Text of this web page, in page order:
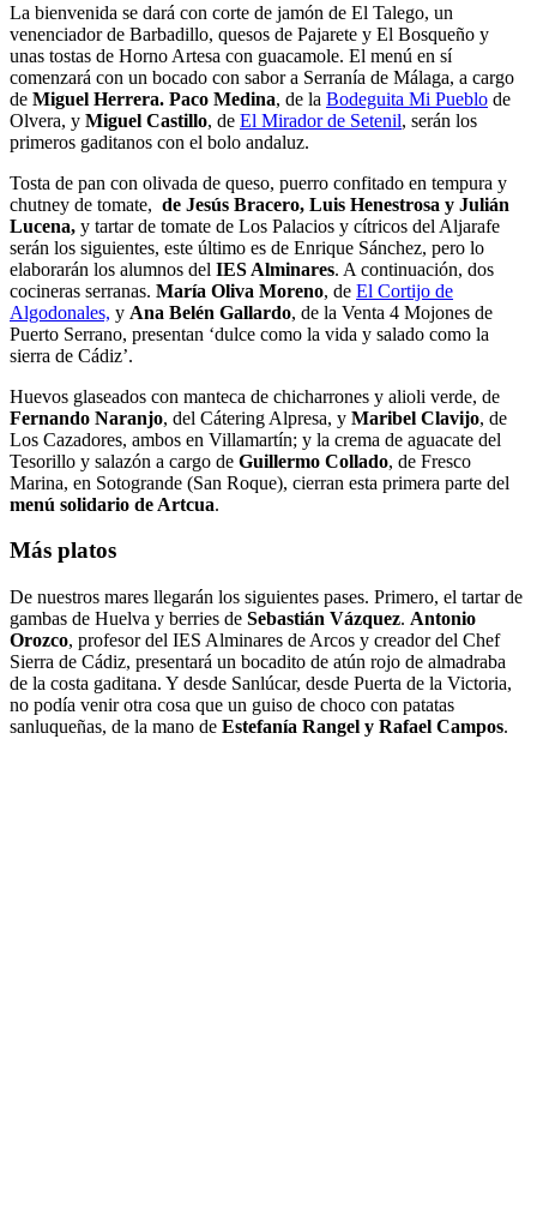
La bienvenida se dará con corte de jamón de El Talego, un
venenciador de Barbadillo, quesos de Pajarete y El Bosqueño y
unas tostas de Horno Artesa con guacamole. El menú en sí
comenzará con un bocado con sabor a Serranía de Málaga, a cargo
de Miguel Herrera. Paco Medina, de la Bodeguita Mi Pueblo de
Olvera, y Miguel Castillo, de El Mirador de Setenil, serán los
primeros gaditanos con el bolo andaluz.
Tosta de pan con olivada de queso, puerro confitado en tempura y
chutney de tomate, de Jesús Bracero, Luis Henestrosa y Julián
Lucena, y tartar de tomate de Los Palacios y cítricos del Aljarafe
serán los siguientes, este último es de Enrique Sánchez, pero lo
elaborarán los alumnos del IES Alminares. A continuación, dos
cocineras serranas. María Oliva Moreno, de El Cortijo de
Algodonales, y Ana Belén Gallardo, de la Venta 4 Mojones de
Puerto Serrano, presentan ‘dulce como la vida y salado como la
sierra de Cádiz’.
Huevos glaseados con manteca de chicharrones y alioli verde, de
Fernando Naranjo, del Cátering Alpresa, y Maribel Clavijo, de
Los Cazadores, ambos en Villamartín; y la crema de aguacate del
Tesorillo y salazón a cargo de Guillermo Collado, de Fresco
Marina, en Sotogrande (San Roque), cierran esta primera parte del
menú solidario de Artcua.
Más platos
De nuestros mares llegarán los siguientes pases. Primero, el tartar de
gambas de Huelva y berries de Sebastián Vázquez. Antonio
Orozco, profesor del IES Alminares de Arcos y creador del Chef
Sierra de Cádiz, presentará un bocadito de atún rojo de almadraba
de la costa gaditana. Y desde Sanlúcar, desde Puerta de la Victoria,
no podía venir otra cosa que un guiso de choco con patatas
sanluqueñas, de la mano de Estefanía Rangel y Rafael Campos.